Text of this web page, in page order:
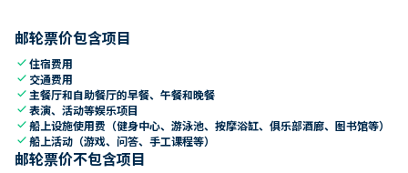
邮轮票价包含项目
check住宿费用
check 交通费用
check 主餐厅和自助餐厅的早餐、午餐和晚餐
check表演、活动等娱乐项目
check船上设施使用费（健身中心、游泳池、按摩浴缸、俱乐部酒廊、图书馆等）
check船上活动（游戏、问答、手工课程等）
邮轮票价不包含项目